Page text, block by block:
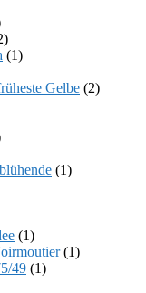
(1)
Gelbe (2)
(1)
(1)
(1)
49 (1)